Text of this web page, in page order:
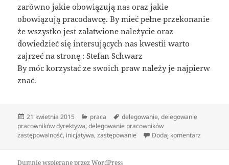
zarówno jakie obowiązują nas oraz jakie
obowiązują pracodawcę. By mieć pełne przekonanie
że wszystko jest załatwione należycie oraz
dowiedzieć się intersujących nas kwestii warto
zajrzeć na stronę : Stefan Schwarz
By móc korzystać ze swoich praw należy je najpierw
znać.
Data
publikacji
21 kwietnia 2015 Kategorie
praca Tagi
delegowanie,delegowanie
pracowników dyrektywa,delegowanie pracowników
zastępowalność, inicjatywa,zastępowanie Dodaj komentarz
Dumnie wspierane przez WordPress